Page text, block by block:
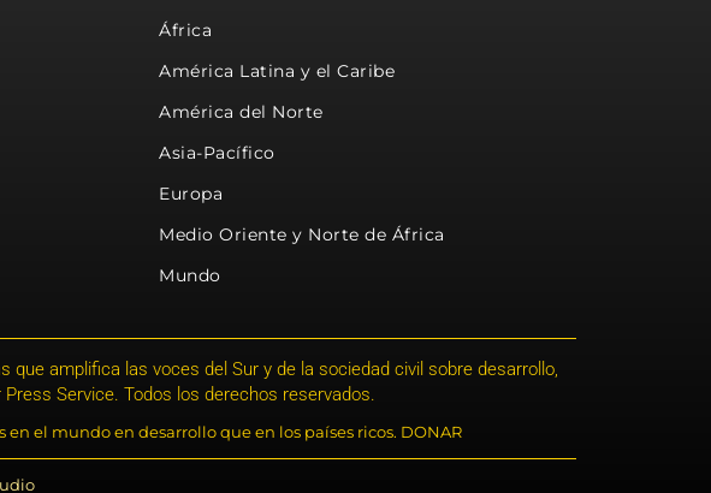
África
América Latina y el Caribe
América del Norte
Asia-Pacífico
Europa
Medio Oriente y Norte de África
Mundo
amplifica las voces del Sur y de la sociedad civil sobre desarrollo,
Service. Todos los derechos reservados.
el mundo en desarrollo que en los países ricos. DONAR